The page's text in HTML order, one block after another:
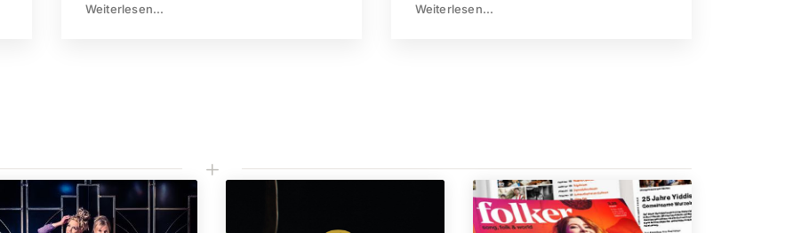
Weiterlesen... Weiterlesen...
L